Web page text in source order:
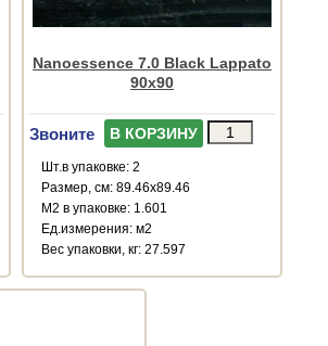
Nanoessence 7.0 Black Lappato
90x90
Звоните В КОРЗИНУ
Шт.в упаковке: 2
Размер, см: 89.46x89.46
М2 в упаковке: 1.601
Ед.измерения: м2
Веc упаковки, кг: 27.597